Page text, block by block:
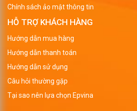
Chính sách ảo mật thông tin
HỖ TRỢ KHÁCH HÀNG
Hướng dẫn mua hàng
Hướng dẫn thanh toán
Hướng dẫn sử dụng
Câu hỏi thường gặp
Tại sao nên lựa chọn Epvina